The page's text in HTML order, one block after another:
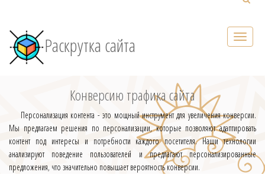
Раскрутка сайта
Конверсию трафика сайта
Персонализация контента - это мощный инструмент для увеличения конверсии.
Мы предлагаем решения по персонализации, которые позволяют адаптировать
контент под интересы и потребности каждого посетителя. Наши технологии
анализируют поведение пользователей и предлагают персонализированные
предложения, что значительно повышает вероятность конверсии.